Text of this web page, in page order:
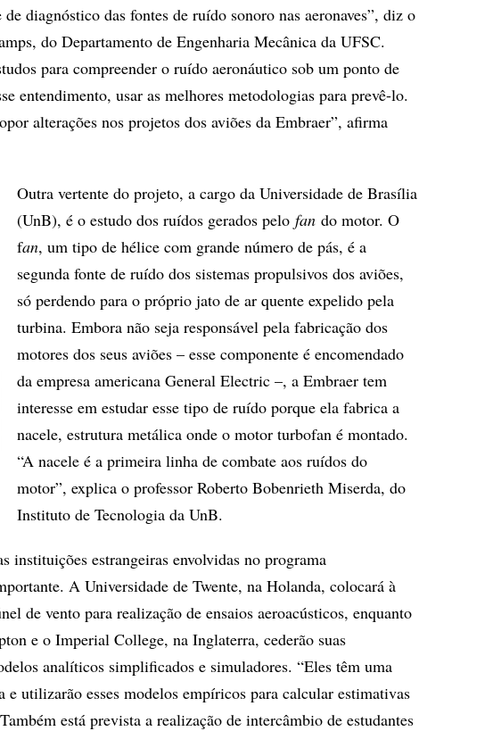
diagnóstico das fontes de ruído sonoro nas aeronaves”, diz o
do Departamento de Engenharia Mecânica da UFSC.
para compreender o ruído aeronáutico sob um ponto de
entendimento, usar as melhores metodologias para prevê-lo.
alterações nos projetos dos aviões da Embraer”, afirma
Outra vertente do projeto, a cargo da Universidade de Brasília
(UnB), é o estudo dos ruídos gerados pelo fan do motor. O
fan, um tipo de hélice com grande número de pás, é a
segunda fonte de ruído dos sistemas propulsivos dos aviões,
só perdendo para o próprio jato de ar quente expelido pela
turbina. Embora não seja responsável pela fabricação dos
motores dos seus aviões – esse componente é encomendado
da empresa americana General Electric –, a Embraer tem
interesse em estudar esse tipo de ruído porque ela fabrica a
nacele, estrutura metálica onde o motor turbofan é montado.
“A nacele é a primeira linha de combate aos ruídos do
motor”, explica o professor Roberto Bobenrieth Miserda, do
Instituto de Tecnologia da UnB.
instituições estrangeiras envolvidas no programa
A Universidade de Twente, na Holanda, colocará à
de vento para realização de ensaios aeroacústicos, enquanto
e o Imperial College, na Inglaterra, cederão suas
analíticos simplificados e simuladores. “Eles têm uma
e utilizarão esses modelos empíricos para calcular estimativas
está prevista a realização de intercâmbio de estudantes